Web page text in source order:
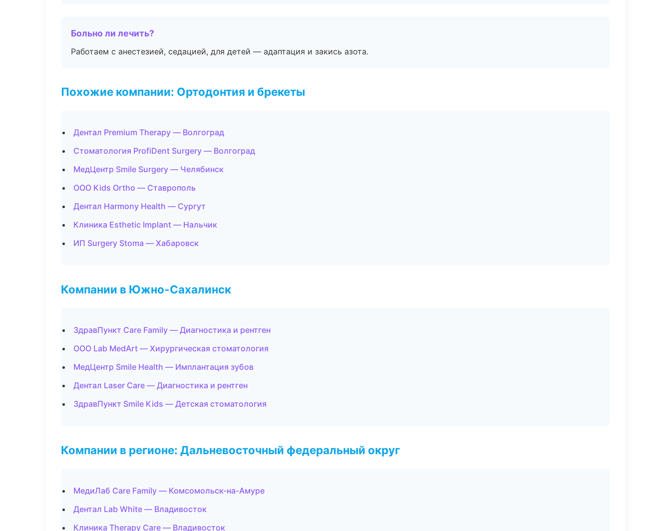
Больно ли лечить?
Работаем с анестезией, седацией, для детей — адаптация и закись азота.
Похожие компании: Ортодонтия и брекеты
Дентал Premium Therapy — Волгоград
Стоматология ProfiDent Surgery — Волгоград
МедЦентр Smile Surgery — Челябинск
ООО Kids Ortho — Ставрополь
Дентал Harmony Health — Сургут
Клиника Esthetic Implant — Нальчик
ИП Surgery Stoma — Хабаровск
Компании в Южно-Сахалинск
ЗдравПункт Care Family — Диагностика и рентген
ООО Lab MedArt — Хирургическая стоматология
МедЦентр Smile Health — Имплантация зубов
Дентал Laser Care — Диагностика и рентген
ЗдравПункт Smile Kids — Детская стоматология
Компании в регионе: Дальневосточный федеральный округ
МедиЛаб Care Family — Комсомольск-на-Амуре
Дентал Lab White — Владивосток
Клиника Therapy Care — Владивосток